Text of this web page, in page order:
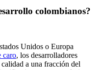
colombianos?
Unidos o Europa
caro, los desarrolladores
a una fracción del